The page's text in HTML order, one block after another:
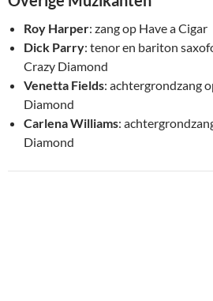
Roy Harper: zang op Have a Cigar
Dick Parry: tenor en bariton
Crazy Diamond
Venetta Fields: achtergrondzang
Diamond
Carlena Williams:
Diamond